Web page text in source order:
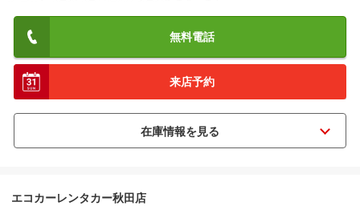
無料電話
来店予約
エコカーレンタカー秋田店